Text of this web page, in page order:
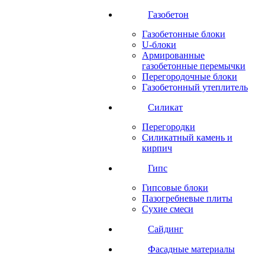
Газобетон
Газобетонные блоки
U-блоки
Армированные
газобетонные перемычки
Перегородочные блоки
Газобетонный утеплитель
Силикат
Перегородки
Силикатный камень и
кирпич
Гипс
Гипсовые блоки
Пазогребневые плиты
Сухие смеси
Сайдинг
Фасадные материалы